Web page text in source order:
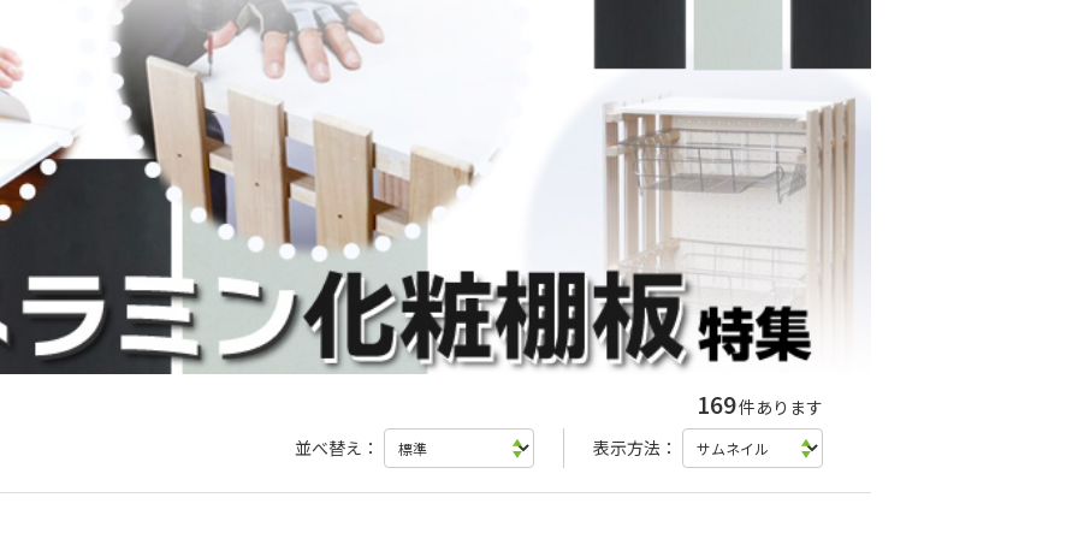
169件あります
並べ替え：
表示方法：